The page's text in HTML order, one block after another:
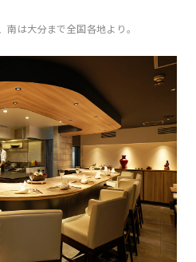
は大分まで全国各地より。